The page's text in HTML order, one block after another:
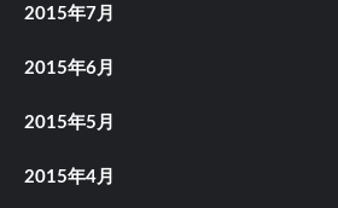
2015年7月
2015年6月
2015年5月
2015年4月